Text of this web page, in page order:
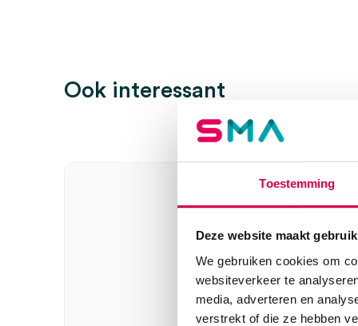
Toestemming
Deze website maakt
We gebruiken cookies om
websiteverkeer te
media, adverteren en
verstrekt of die ze hebben
Ook interessant